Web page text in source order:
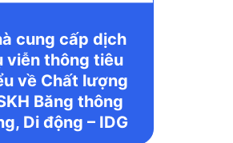
cung cấp dịch
viễn thông tiêu
về Chất lượng
Băng thông
Di động – IDG